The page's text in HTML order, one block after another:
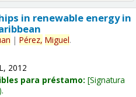
in renewable energy in
| Pérez, Miguel.
2012
para préstamo: Signatura